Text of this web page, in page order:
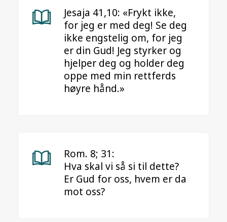
Jesaja 41,10: «Frykt ikke,
for jeg er med deg! Se deg
ikke engstelig om, for jeg
er din Gud! Jeg styrker og
hjelper deg og holder deg
oppe med min rettferds
høyre hånd.»
Rom. 8; 31:
Hva skal vi så si til dette?
Er Gud for oss, hvem er da
mot oss?